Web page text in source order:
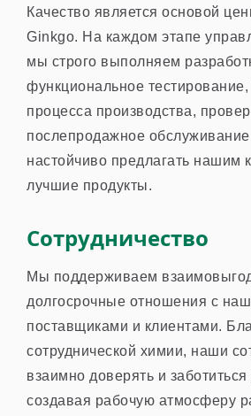
Качество является основой
Ginkgo. На каждом этапе
мы строго выполняем
функциональное тестирование,
процесса производства,
послепродажное
настойчиво предлагать нашим
лучшие продукты.
Сотрудничество
Мы поддерживаем
долгосрочные отношения с
поставщиками и клиентами.
сотруднической химии, наши
взаимно доверять и заботиться
создавая рабочую атмосферу